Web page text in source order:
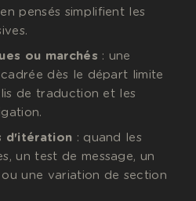
pensés simplifient les
ou marchés : une
dès le départ limite
de traduction et les
d'itération : quand les
un test de message, un
une variation de section